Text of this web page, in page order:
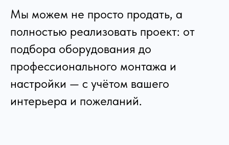
Мы можем не просто продать, а
полностью реализовать проект: от
подбора оборудования до
профессионального монтажа и
настройки — с учётом вашего
интерьера и пожеланий.